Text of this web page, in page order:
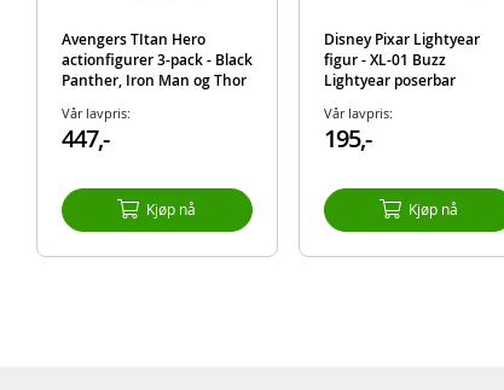
Avengers TItan Hero
actionfigurer 3-pack - Black
Panther, Iron Man og Thor
Vår lavpris:
447,-
Kjøp nå
Disney Pixar Lightyear
figur - XL-01 Buzz
Lightyear poserbar
Vår lavpris:
195,-
Kjøp nå